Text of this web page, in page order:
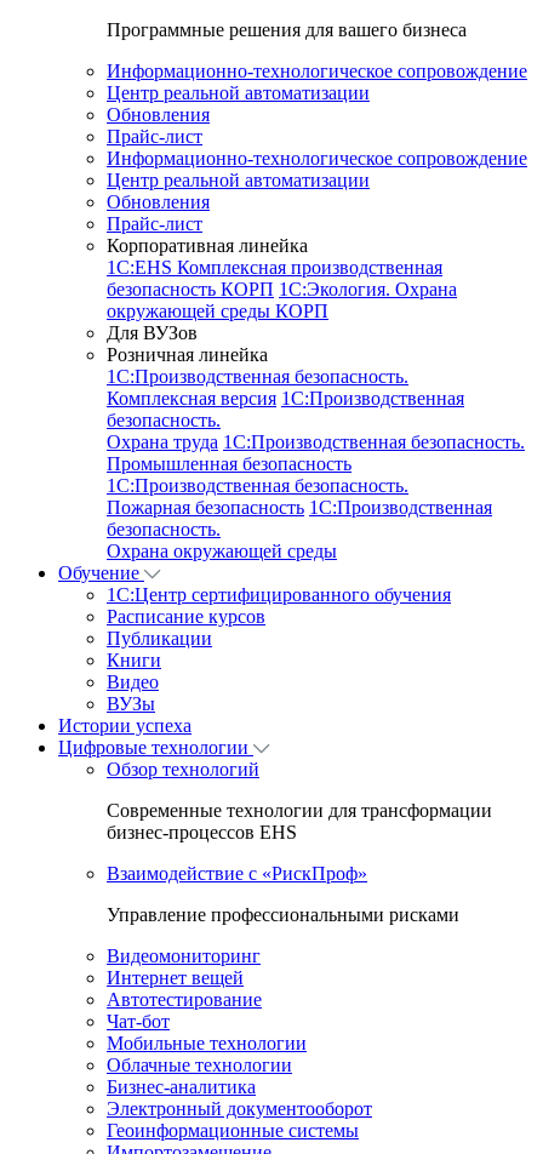
Программные решения для вашего бизнеса
Информационно-технологическое сопровождение
Центр реальной автоматизации
Обновления
Прайс-лист
Информационно-технологическое сопровождение
Центр реальной автоматизации
Обновления
Прайс-лист
Корпоративная линейка
1С:EHS Комплексная производственная
безопасность КОРП 1С:Экология. Охрана
окружающей среды КОРП
Для ВУЗов
Розничная линейка
1C:Производственная безопасность.
Комплексная версия 1C:Производственная
безопасность.
Охрана труда 1C:Производственная безопасность.
Промышленная безопасность
1C:Производственная безопасность.
Пожарная безопасность 1C:Производственная
безопасность.
Охрана окружающей среды
Обучение
1C:Центр сертифицированного обучения
Расписание курсов
Публикации
Книги
Видео
ВУЗы
Истории успеха
Цифровые технологии
Обзор технологий
Современные технологии для трансформации
бизнес-процессов EHS
Взаимодействие с «РискПроф»
Управление профессиональными рисками
Видеомониторинг
Интернет вещей
Автотестирование
Чат-бот
Мобильные технологии
Облачные технологии
Бизнес-аналитика
Электронный документооборот
Геоинформационные системы